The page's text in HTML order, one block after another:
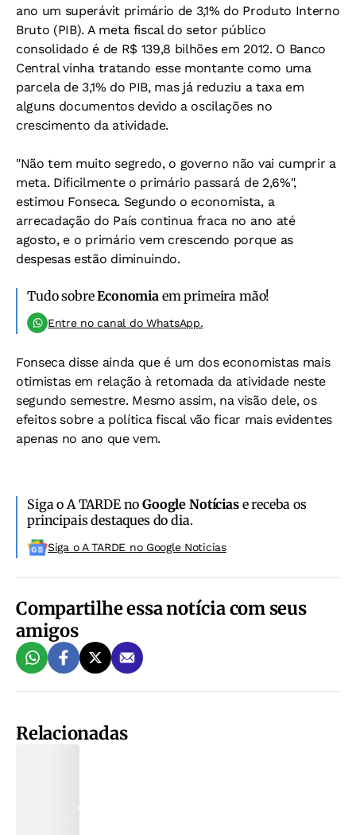
ano um superávit primário de 3,1% do Produto Interno
Bruto (PIB). A meta fiscal do setor público
consolidado é de R$ 139,8 bilhões em 2012. O Banco
Central vinha tratando esse montante como uma
parcela de 3,1% do PIB, mas já reduziu a taxa em
alguns documentos devido a oscilações no
crescimento da atividade.
"Não tem muito segredo, o governo não vai cumprir a
meta. Dificilmente o primário passará de 2,6%",
estimou Fonseca. Segundo o economista, a
arrecadação do País continua fraca no ano até
agosto, e o primário vem crescendo porque as
despesas estão diminuindo.
Tudo sobreEconomiaem primeira mão!
Entre no canal do WhatsApp.
Fonseca disse ainda que é um dos economistas mais
otimistas em relação à retomada da atividade neste
segundo semestre. Mesmo assim, na visão dele, os
efeitos sobre a política fiscal vão ficar mais evidentes
apenas no ano que vem.
Siga o A TARDE noGoogle Notíciase receba os
principais destaques do dia.
Siga o A TARDE no Google Noticias
Compartilhe essa notícia com seus
amigos
Relacionadas